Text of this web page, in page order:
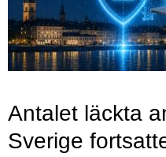
Antalet läckta
Sverige